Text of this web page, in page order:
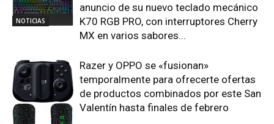
NOTICIAS
anuncio de su nuevo teclado mecánico
K70 RGB PRO, con interruptores Cherry
MX en varios sabores...
Razer y OPPO se «fusionan»
temporalmente para ofrecerte ofertas
de productos combinados por este San
Valentín hasta finales de febrero